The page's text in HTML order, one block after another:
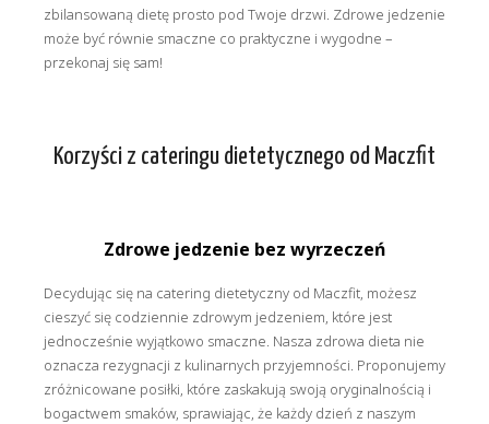
zbilansowaną dietę prosto pod Twoje drzwi. Zdrowe jedzenie
może być równie smaczne co praktyczne i wygodne –
przekonaj się sam!
Korzyści z cateringu dietetycznego od Maczfit
Zdrowe jedzenie bez wyrzeczeń
Decydując się na catering dietetyczny od Maczfit, możesz
cieszyć się codziennie zdrowym jedzeniem, które jest
jednocześnie wyjątkowo smaczne. Nasza zdrowa dieta nie
oznacza rezygnacji z kulinarnych przyjemności. Proponujemy
zróżnicowane posiłki, które zaskakują swoją oryginalnością i
bogactwem smaków, sprawiając, że każdy dzień z naszym